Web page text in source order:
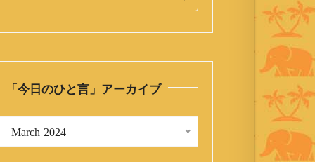
「今日のひと言」アーカイブ
March 2024